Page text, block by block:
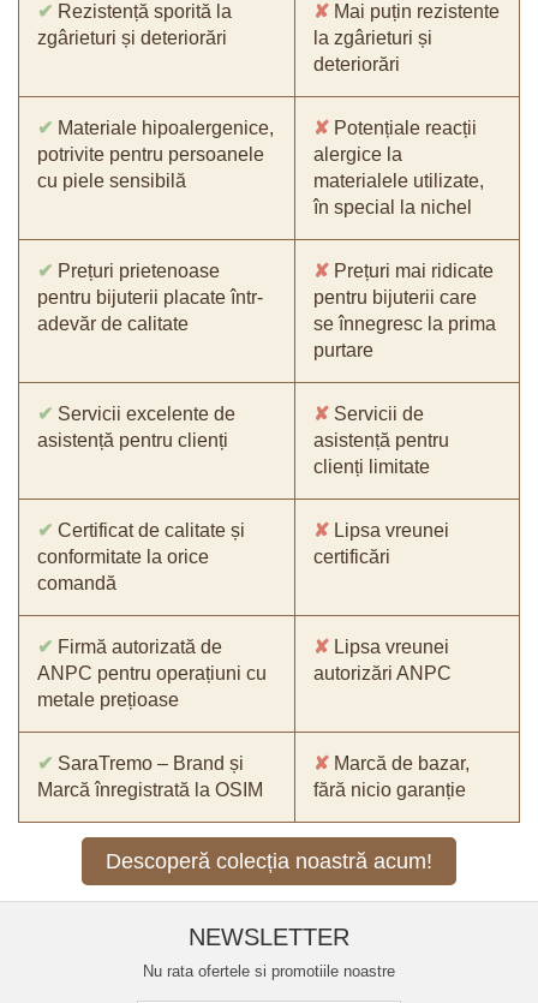
✔ Rezistență sporită la
zgârieturi și deteriorări
✘ Mai puțin rezistente
la zgârieturi și
deteriorări
✔ Materiale hipoalergenice,
potrivite pentru persoanele
cu piele sensibilă
✘ Potențiale reacții
alergice la
materialele utilizate,
în special la nichel
✔ Prețuri prietenoase
pentru bijuterii placate într-
adevăr de calitate
✘ Prețuri mai ridicate
pentru bijuterii care
se înnegresc la prima
purtare
✔ Servicii excelente de
asistență pentru clienți
✘ Servicii de
asistență pentru
clienți limitate
✔ Certificat de calitate și
conformitate la orice
comandă
✘ Lipsa vreunei
certificări
✔ Firmă autorizată de
ANPC pentru operațiuni cu
metale prețioase
✘ Lipsa vreunei
autorizări ANPC
✔ SaraTremo – Brand și
Marcă înregistrată la OSIM
✘ Marcă de bazar,
fără nicio garanție
Descoperă colecția noastră acum!
NEWSLETTER
Nu rata ofertele si promotiile noastre